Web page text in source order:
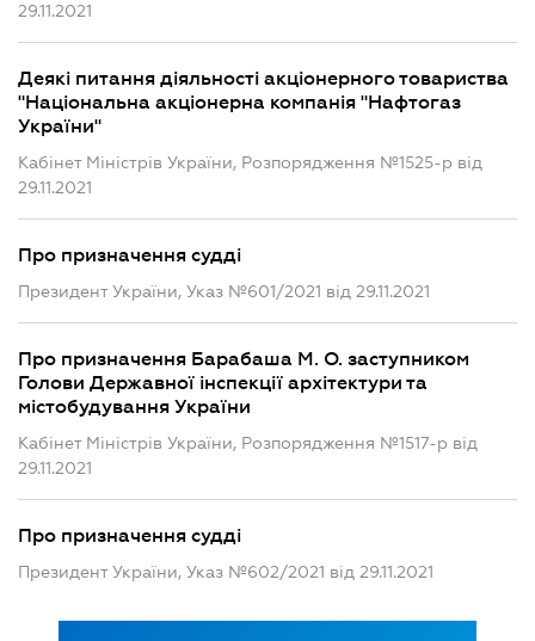
29.11.2021
Деякі питання діяльності акціонерного товариства
"Національна акціонерна компанія "Нафтогаз
України"
Кабінет Міністрів України, Розпорядження №1525-р від
29.11.2021
Про призначення судді
Президент України, Указ №601/2021 від 29.11.2021
Про призначення Барабаша М. О. заступником
Голови Державної інспекції архітектури та
містобудування України
Кабінет Міністрів України, Розпорядження №1517-р від
29.11.2021
Про призначення судді
Президент України, Указ №602/2021 від 29.11.2021